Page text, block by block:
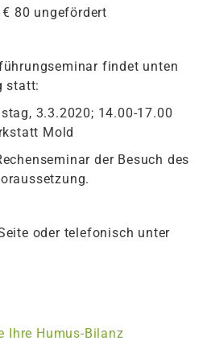
80 ungefördert
findet unten
statt:
3.3.2020; 14.00-17.00
Mold
der Besuch des
oder telefonisch unter
Ihre Humus-Bilanz